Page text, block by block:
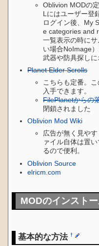
Oblivion MODの
Lにはユーザー登
ログイン後、My
e categories and
一覧表示の時に
い場合NoImage
武器や防具探しに
Planet Elder Scrolls
こちらも定番。
入手できます。
FilePlanetからの
閉鎖されました
Oblivion Mod Wiki
広告が無く見や
ァイル自体は置
るので便利。
Oblivion Source
elricm.com
MODのインスト
基本的な方法†